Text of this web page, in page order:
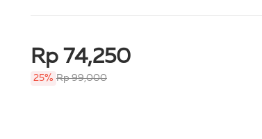
Rp 74,250
25% Rp 99,000